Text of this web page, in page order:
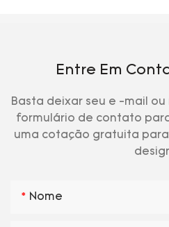
Entre Em
Basta deixar seu e -mail
formulário de contato
uma cotação gratuita
Nome